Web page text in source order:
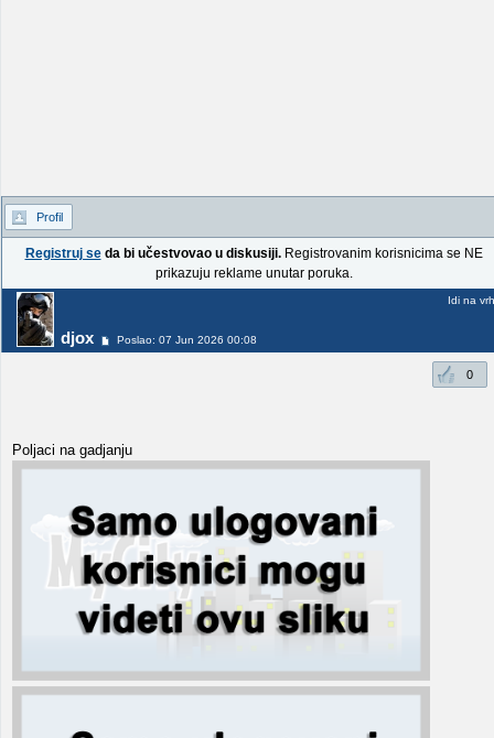
Profil
Registruj seda bi učestvovao u diskusiji.Registrovanim korisnicima se NE
prikazuju reklame unutar poruka.
djox Poslao: 07 Jun 2026 00:08
Idi na vrh
0
Poljaci na gadjanju